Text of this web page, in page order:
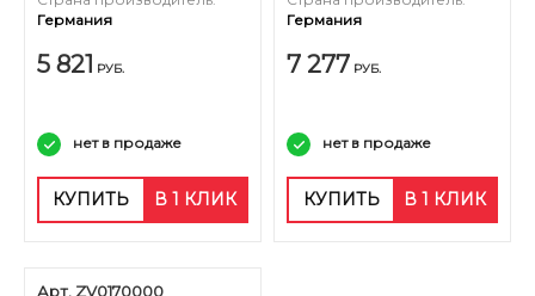
Германия
5 821 РУБ.
нет в продаже
КУПИТЬ В 1 КЛИК
Германия
7 277 РУБ.
нет в продаже
КУПИТЬ В 1 КЛИК
Арт. ZV0170000